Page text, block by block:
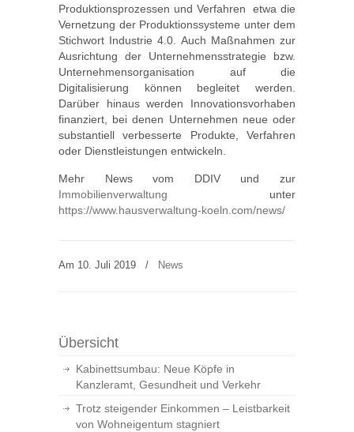
Produktionsprozessen und Verfahren  etwa die
Vernetzung der Produktionssysteme unter dem
Stichwort Industrie 4.0. Auch Maßnahmen zur
Ausrichtung der Unternehmensstrategie bzw.
Unternehmensorganisation auf die
Digitalisierung können begleitet werden.
Darüber hinaus werden Innovationsvorhaben
finanziert, bei denen Unternehmen neue oder
substantiell verbesserte Produkte, Verfahren
oder Dienstleistungen entwickeln.
Mehr News vom DDIV und zur
Immobilienverwaltung unter
https://www.hausverwaltung-koeln.com/news/
Am 10. Juli 2019 / News
Übersicht
Kabinettsumbau: Neue Köpfe in
Kanzleramt, Gesundheit und Verkehr
Trotz steigender Einkommen – Leistbarkeit
von Wohneigentum stagniert